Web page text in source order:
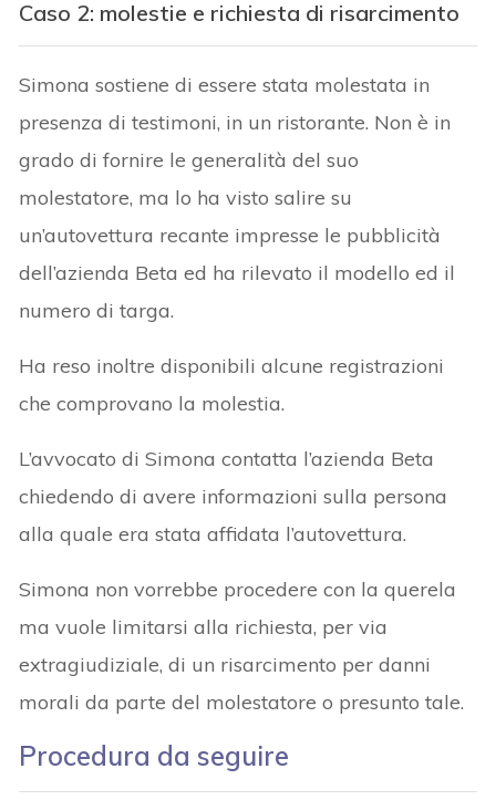
Caso 2: molestie e richiesta di risarcimento
Simona sostiene di essere stata molestata in
presenza di testimoni, in un ristorante. Non è in
grado di fornire le generalità del suo
molestatore, ma lo ha visto salire su
un’autovettura recante impresse le pubblicità
dell’azienda Beta ed ha rilevato il modello ed il
numero di targa.
Ha reso inoltre disponibili alcune registrazioni
che comprovano la molestia.
L’avvocato di Simona contatta l’azienda Beta
chiedendo di avere informazioni sulla persona
alla quale era stata affidata l’autovettura.
Simona non vorrebbe procedere con la querela
ma vuole limitarsi alla richiesta, per via
extragiudiziale, di un risarcimento per danni
morali da parte del molestatore o presunto tale.
Procedura da seguire